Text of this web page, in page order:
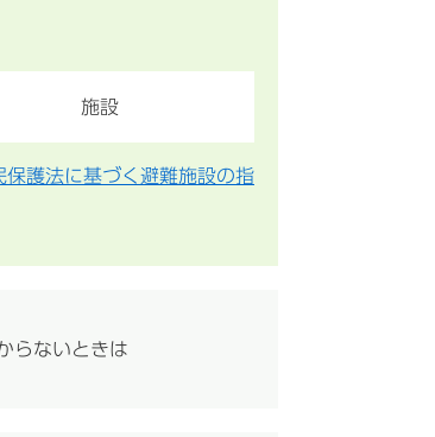
施設
保護法に基づく避難施設の指
らないときは